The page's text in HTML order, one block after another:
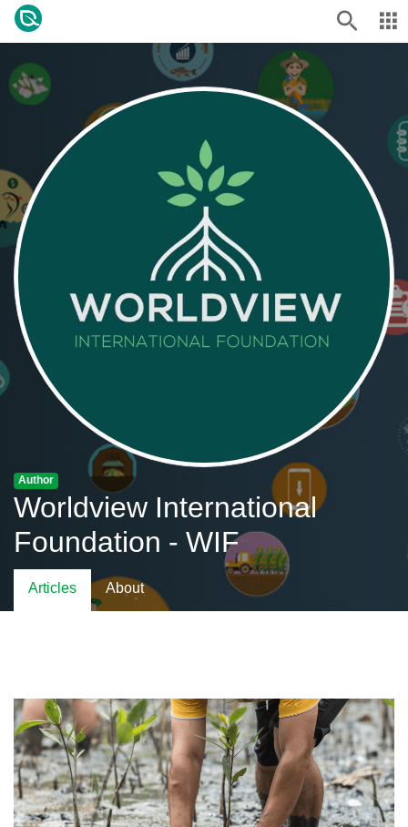
Author
Worldview International
Foundation - WIF
Articles About